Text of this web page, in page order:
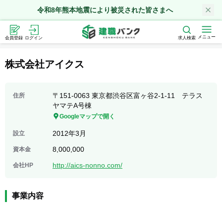
令和8年熊本地震により被災された皆さまへ
会員登録 ログイン 求人検索 メニュー
株式会社アイクス
住所
〒151-0063 東京都渋谷区富ヶ谷2-1-11 テラス
ヤマテA号棟
Googleマップで開く
設立 2012年3月
資本金 8,000,000
会社HP http://aics-nonno.com/
事業内容